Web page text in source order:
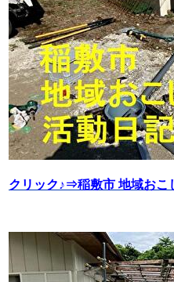
クリック♪⇒稲敷市 地域おこ